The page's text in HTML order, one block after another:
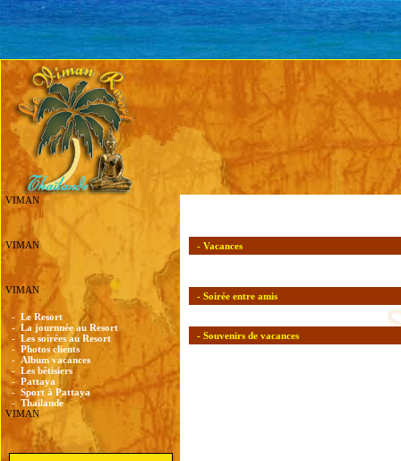
VIMAN
VIMAN
VIMAN
- Le Resort
- La journnée au Resort
- Les soirées au Resort
- Photos clients
- Album vacances
- Les bêtisiers
- Pattaya
- Sport à Pattaya
-Thailande
VIMAN
- Vacances
- Soirée entre amis
- Souvenirs de vacances